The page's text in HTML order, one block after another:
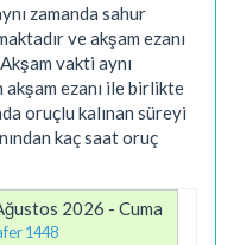
zamanda sahur
ve akşam ezanı
vakti aynı
ezanı ile birlikte
oruçlu kalınan süreyi
kaç saat oruç
2026 - Cuma
1448